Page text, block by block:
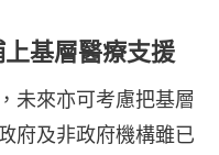
基層醫療支援
未來亦可考慮把基層
府及非政府機構雖已